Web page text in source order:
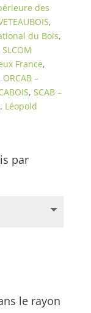
des
,
du Bois,
SLCOM
France,
ORCAB –
, SCAB –
Léopold
par
le rayon